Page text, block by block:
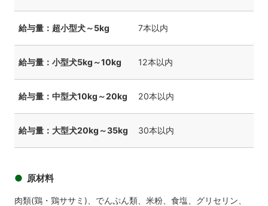
給与量：超小型犬～5kg 7本以内
給与量：小型犬5kg～10kg 12本以内
給与量：中型犬10kg～20kg 20本以内
給与量：大型犬20kg～35kg 30本以内
原材料
肉類(鶏・鶏ササミ)、でんぷん類、米粉、食塩、グリセリン、